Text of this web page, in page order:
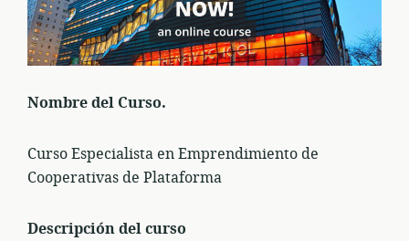
Nombre del Curso.
Curso Especialista en Emprendimiento de
Cooperativas de Plataforma
Descripción del curso